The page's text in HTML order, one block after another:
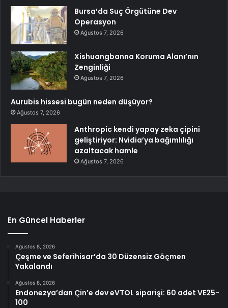
Bursa’da Suç Örgütüne Dev
Operasyon
Ağustos 7, 2026
Xishuangbanna Koruma Alanı’nın
Zenginliği
Ağustos 7, 2026
Aurubis hissesi bugün neden düşüyor?
Ağustos 7, 2026
Anthropic kendi yapay zeka çipini
geliştiriyor: Nvidia’ya bağımlılığı
azaltacak hamle
Ağustos 7, 2026
En Güncel Haberler
Ağustos 8, 2026
Çeşme ve Seferihisar’da 30 Düzensiz Göçmen
Yakalandı
Ağustos 8, 2026
Endonezya’dan Çin’e dev eVTOL siparişi: 60 adet VE25-
100